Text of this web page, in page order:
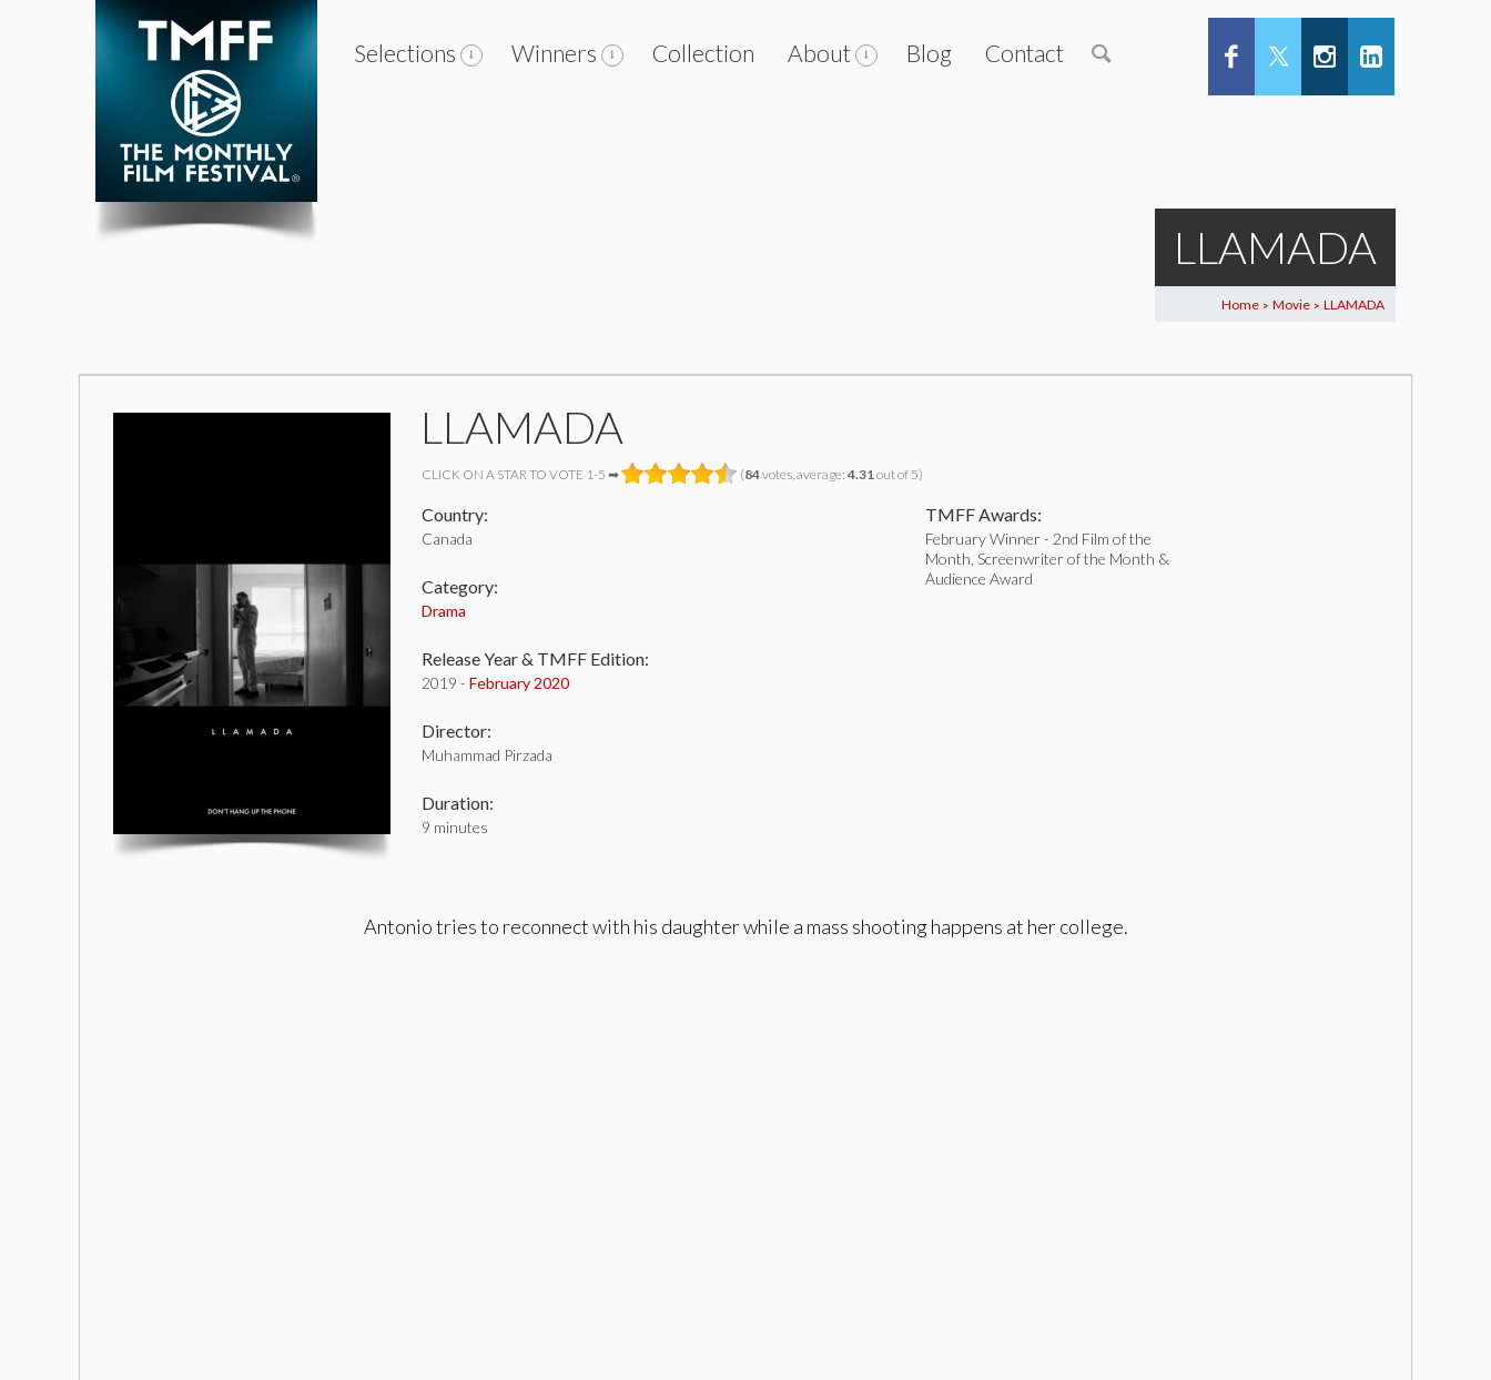
Selections Winners Collection About Blog Contact
LLAMADA
Home > Movie > LLAMADA
LLAMADA
CLICK ON A STAR TO VOTE 1-5 ➡ (84votes, average: 4.31out of 5)
Country:
Canada
Category:
Drama
Release Year & TMFF Edition:
2019 - February 2020
Director:
Muhammad Pirzada
Duration:
9 minutes
TMFF Awards:
February Winner - 2nd Film of the
Month, Screenwriter of the Month &
Audience Award
Antonio tries to reconnect with his daughter while a mass shooting happens at her college.